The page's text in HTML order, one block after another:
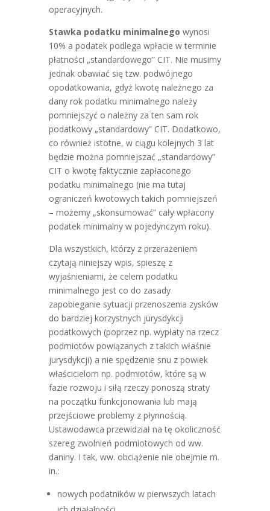
operacyjnych.
Stawka podatku minimalnego wynosi
10% a podatek podlega wpłacie w terminie
płatności „standardowego” CIT. Nie musimy
jednak obawiać się tzw. podwójnego
opodatkowania, gdyż kwotę należnego za
dany rok podatku minimalnego należy
pomniejszyć o należny za ten sam rok
podatkowy „standardowy” CIT. Dodatkowo,
co również istotne, w ciągu kolejnych 3 lat
będzie można pomniejszać „standardowy”
CIT o kwotę faktycznie zapłaconego
podatku minimalnego (nie ma tutaj
ograniczeń kwotowych takich pomniejszeń
– możemy „skonsumować” cały wpłacony
podatek minimalny w pojedynczym roku).
Dla wszystkich, którzy z przerażeniem
czytają niniejszy wpis, spieszę z
wyjaśnieniami, że celem podatku
minimalnego jest co do zasady
zapobieganie sytuacji przenoszenia zysków
do bardziej korzystnych jurysdykcji
podatkowych (poprzez np. wypłaty na rzecz
podmiotów powiązanych z takich właśnie
jurysdykcji) a nie spędzenie snu z powiek
właścicielom np. podmiotów, które są w
fazie rozwoju i siłą rzeczy ponoszą straty
na początku funkcjonowania lub mają
przejściowe problemy z płynnością.
Ustawodawca przewidział na tę okoliczność
szereg zwolnień podmiotowych od ww.
daniny. I tak, ww. obciążenie nie obejmie m.
in.:
nowych podatników w pierwszych latach